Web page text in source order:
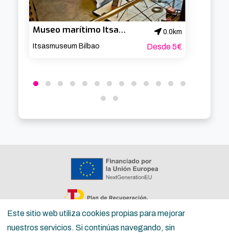
Este sitio web utiliza cookies propias para mejorar
nuestros servicios. Si continúas navegando, sin
Museo marítimo Itsasmuseum
0.0km
Itsasmuseum Bilbao
Desde 5€
Copyright ©Inguru 2026